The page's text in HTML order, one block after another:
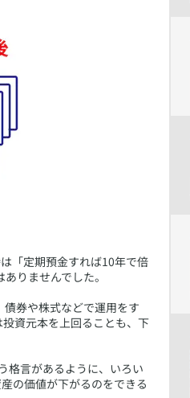
「定期預金すれば10年で倍
りませんでした。
券や株式などで運用をす
資元本を上回ることも、下
格言があるように、いろい
の価値が下がるのをできる